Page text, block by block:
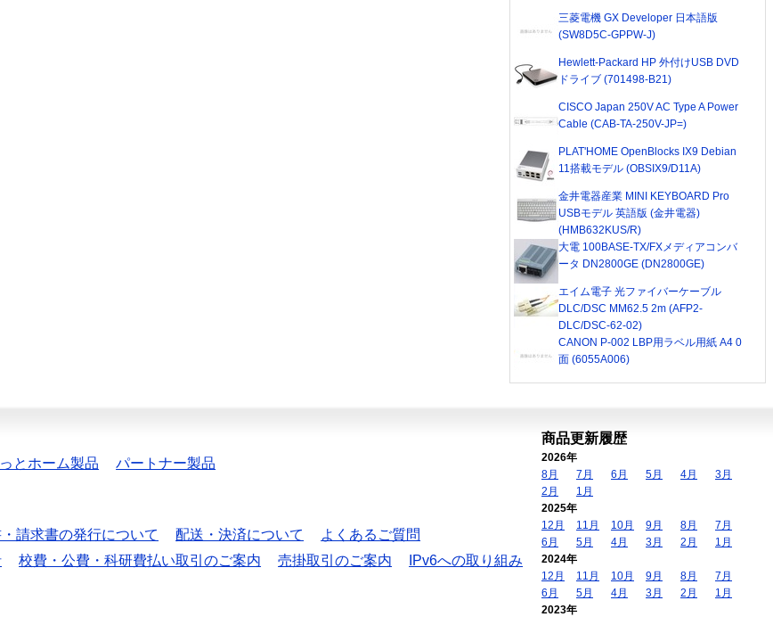
三菱電機 GX Developer 日本語版
(SW8D5C-GPPW-J)
Hewlett-Packard HP 外付けUSB DVD
ドライブ (701498-B21)
CISCO Japan 250V AC Type A Power
Cable (CAB-TA-250V-JP=)
PLAT'HOME OpenBlocks IX9 Debian
11搭載モデル (OBSIX9/D11A)
金井電器産業 MINI KEYBOARD Pro
USBモデル 英語版 (金井電器)
(HMB632KUS/R)
大電 100BASE-TX/FXメディアコンバ
ータ DN2800GE (DN2800GE)
エイム電子 光ファイバーケーブル
DLC/DSC MM62.5 2m (AFP2-
DLC/DSC-62-02)
CANON P-002 LBP用ラベル用紙 A4 0
面 (6055A006)
とホーム製品 パートナー製品
請求書の発行について 配送・決済について
よくあるご質問
校費・公費・科研費払い取引のご案内 売掛取引のご案内
IPv6への取り組み
商品更新履歴
2026年
8月
7月 6月 5月 4月
3月
2月
1月
2025年
12月
11月 10月 9月 8月
7月
6月
5月 4月 3月 2月
1月
2024年
12月
11月 10月 9月 8月
7月
6月
5月 4月 3月 2月
1月
2023年